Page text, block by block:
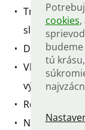
cookies
tú
Trblietavé
slniečko.
Dĺžka 3,1 cm.
Vhodné aj
významné
Ródiované -
Náušnice sú